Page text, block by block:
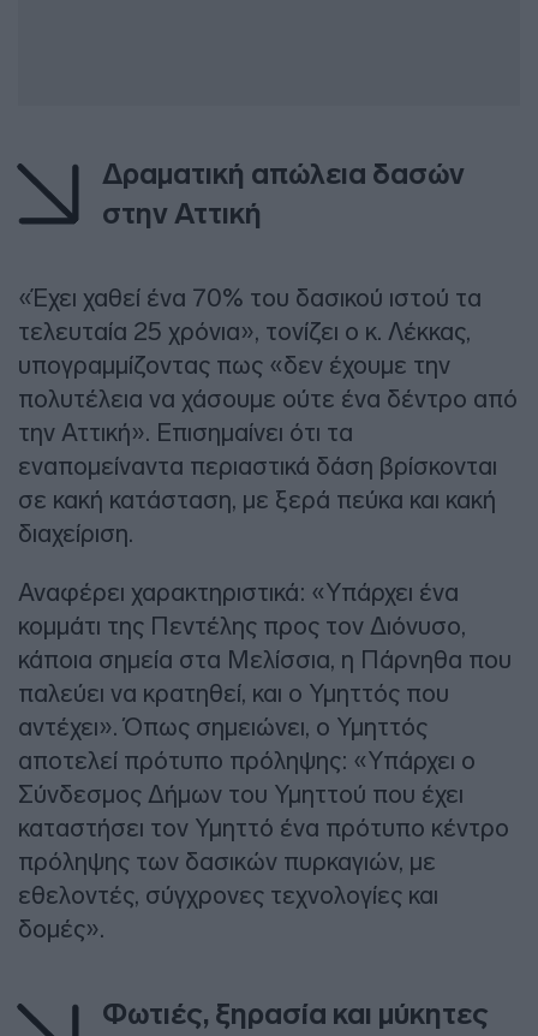
Δραματική απώλεια δασών
στην Αττική
«Έχει χαθεί ένα 70% του δασικού ιστού τα
τελευταία 25 χρόνια», τονίζει ο κ. Λέκκας,
υπογραμμίζοντας πως «δεν έχουμε την
πολυτέλεια να χάσουμε ούτε ένα δέντρο από
την Αττική». Επισημαίνει ότι τα
εναπομείναντα περιαστικά δάση βρίσκονται
σε κακή κατάσταση, με ξερά πεύκα και κακή
διαχείριση.
Αναφέρει χαρακτηριστικά: «Υπάρχει ένα
κομμάτι της Πεντέλης προς τον Διόνυσο,
κάποια σημεία στα Μελίσσια, η Πάρνηθα που
παλεύει να κρατηθεί, και ο Υμηττός που
αντέχει». Όπως σημειώνει, ο Υμηττός
αποτελεί πρότυπο πρόληψης: «Υπάρχει ο
Σύνδεσμος Δήμων του Υμηττού που έχει
καταστήσει τον Υμηττό ένα πρότυπο κέντρο
πρόληψης των δασικών πυρκαγιών, με
εθελοντές, σύγχρονες τεχνολογίες και
δομές».
Φωτιές, ξηρασία και μύκητες